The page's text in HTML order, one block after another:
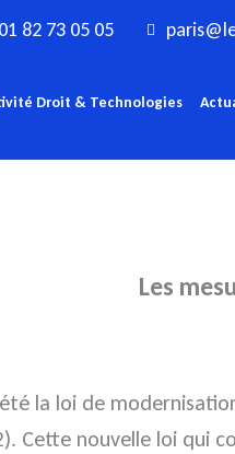
01 82 73 05 05
Droit & Technologies
Les
la loi de
Cette nouvelle loi